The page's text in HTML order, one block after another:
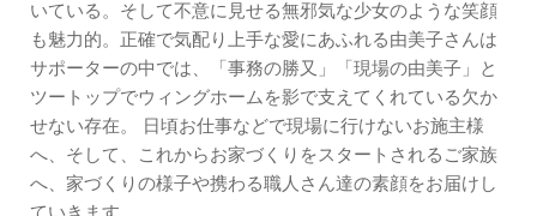
いている。そして不意に見せる無邪気な少女のような笑顔
も魅力的。正確で気配り上手な愛にあふれる由美子さんは
サポーターの中では、「事務の勝又」「現場の由美子」と
ツートップでウィングホームを影で支えてくれている欠か
せない存在。 日頃お仕事などで現場に行けないお施主様
へ、そして、これからお家づくりをスタートされるご家族
へ、家づくりの様子や携わる職人さん達の素顔をお届けし